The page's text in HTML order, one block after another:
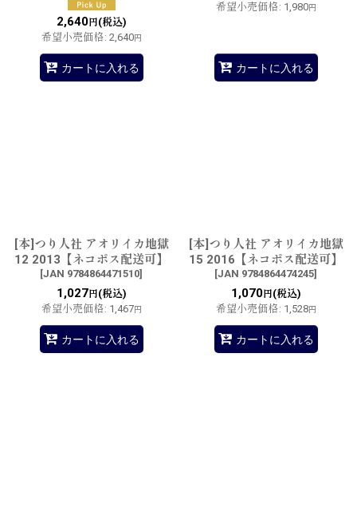
2,640円(税込)
希望小売価格: 2,640円
カートに入れる
希望小売価格: 1,980円
カートに入れる
[本]つり人社 アオリイカ地獄
12 2013【ネコポス配送可】
[JAN 9784864471510]
1,027円(税込)
希望小売価格: 1,467円
カートに入れる
[本]つり人社 アオリイカ地獄
15 2016【ネコポス配送可】
[JAN 9784864474245]
1,070円(税込)
希望小売価格: 1,528円
カートに入れる